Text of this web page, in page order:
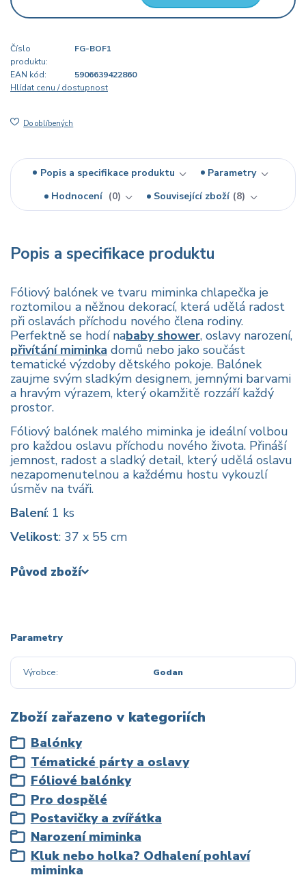
Číslo
produktu:
FG-BOF1
EAN kód:
5906639422860
Hlídat cenu / dostupnost
Do oblíbených
Popis a specifikace produktu
Parametry
Hodnocení
0 Související zboží 8
Popis a specifikace produktu
Fóliový balónek ve tvaru miminka chlapečka je
roztomilou a něžnou dekorací, která udělá radost
při oslavách příchodu nového člena rodiny.
Perfektně se hodí nababy shower, oslavy narození,
přivítání miminka domů nebo jako součást
tematické výzdoby dětského pokoje. Balónek
zaujme svým sladkým designem, jemnými barvami
a hravým výrazem, který okamžitě rozzáří každý
prostor.
Fóliový balónek malého miminka je ideální volbou
pro každou oslavu příchodu nového života. Přináší
jemnost, radost a sladký detail, který udělá oslavu
nezapomenutelnou a každému hostu vykouzlí
úsměv na tváři.
Balení: 1 ks
Velikost: 37 x 55 cm
Původ zboží
Parametry
Výrobce Godan
Zboží zařazeno v kategoriích
Balónky
Tématické párty a oslavy
Fóliové balónky
Pro dospělé
Postavičky a zvířátka
Narození miminka
Kluk nebo holka? Odhalení pohlaví
miminka